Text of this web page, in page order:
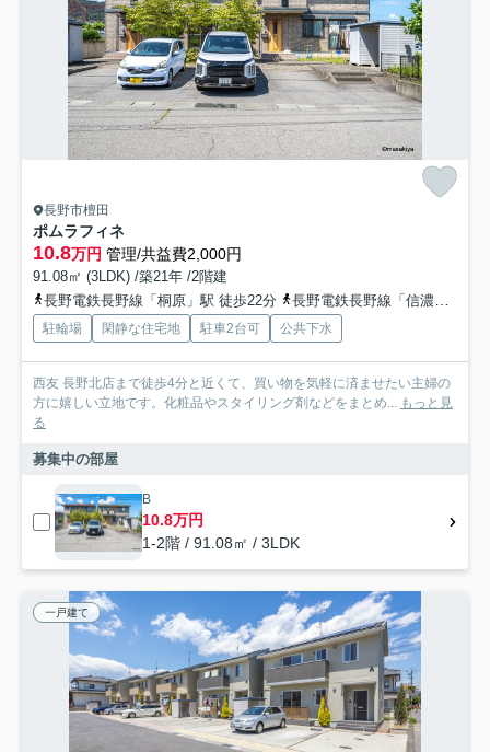
長野市檀田
ポムラフィネ
10.8万円 管理/共益費2,000円
91.08㎡ (3LDK) /築21年 /2階建
長野電鉄長野線「桐原」駅 徒歩22分
長野電鉄長野線「信濃吉田」駅 徒歩27分
駐輪場 閑静な住宅地 駐車2台可 公共下水
西友 長野北店まで徒歩4分と近くて、買い物を気軽に済ませたい主婦の
方に嬉しい立地です。化粧品やスタイリング剤などをまとめ... もっと見
る
募集中の部屋
B
10.8万円
1-2階 / 91.08㎡ / 3LDK
一戸建て